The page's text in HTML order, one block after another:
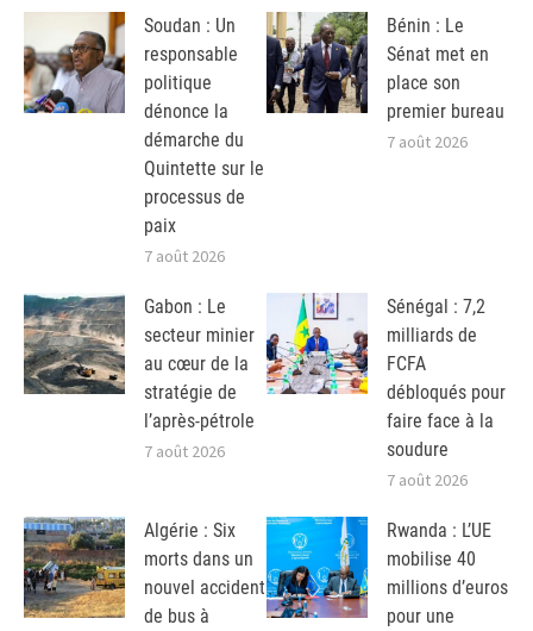
Soudan : Un
responsable
politique
dénonce la
démarche du
Quintette sur le
processus de
paix
7 août 2026
Bénin : Le
Sénat met en
place son
premier bureau
7 août 2026
Gabon : Le
secteur minier
au cœur de la
stratégie de
l’après-pétrole
7 août 2026
Sénégal : 7,2
milliards de
FCFA
débloqués pour
faire face à la
soudure
7 août 2026
Algérie : Six
morts dans un
nouvel accident
de bus à
Rwanda : L’UE
mobilise 40
millions d’euros
pour une